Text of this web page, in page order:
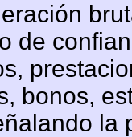
de
bonos,
la